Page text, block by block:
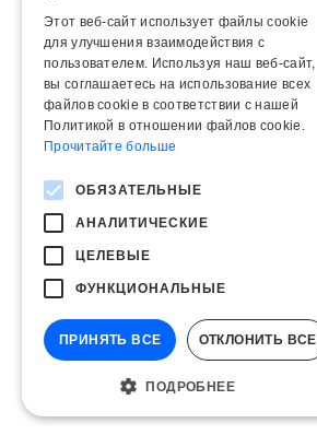
Этот веб-сайт использует файлы cookie
для улучшения взаимодействия с
пользователем. Используя наш веб-сайт,
вы соглашаетесь на использование всех
файлов cookie в соответствии с нашей
Политикой в ​​отношении файлов cookie.
Прочитайте больше
ОБЯЗАТЕЛЬНЫЕ
АНАЛИТИЧЕСКИЕ
ЦЕЛЕВЫЕ
ФУНКЦИОНАЛЬНЫЕ
ПРИНЯТЬ ВСЕ ОТКЛОНИТЬ ВСЕ
ПОДРОБНЕЕ